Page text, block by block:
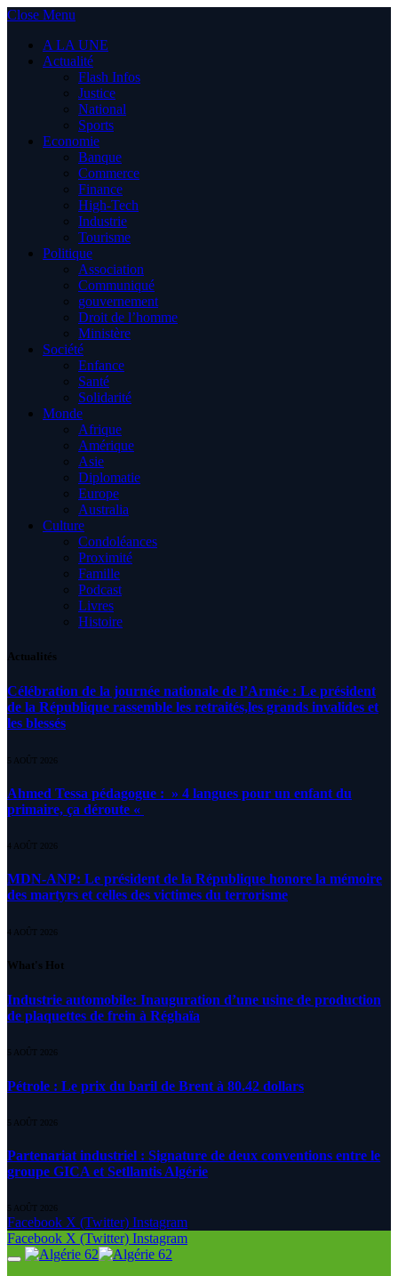
Close Menu
A LA UNE
Actualité
Flash Infos
Justice
National
Sports
Economie
Banque
Commerce
Finance
High-Tech
Industrie
Tourisme
Politique
Association
Communiqué
gouvernement
Droit de l’homme
Ministère
Société
Enfance
Santé
Solidarité
Monde
Afrique
Amérique
Asie
Diplomatie
Europe
Australia
Culture
Condoléances
Proximité
Famille
Podcast
Livres
Histoire
Actualités
Célébration de la journée nationale de l’Armée : Le président
de la République rassemble les retraités,les grands invalides et
les blessés
5 AOÛT 2026
Ahmed Tessa pédagogue : » 4 langues pour un enfant du
primaire, ça déroute «
4 AOÛT 2026
MDN-ANP: Le président de la République honore la mémoire
des martyrs et celles des victimes du terrorisme
4 AOÛT 2026
What's Hot
Industrie automobile: Inauguration d’une usine de production
de plaquettes de frein à Réghaïa
5 AOÛT 2026
Pétrole : Le prix du baril de Brent à 80.42 dollars
5 AOÛT 2026
Partenariat industriel : Signature de deux conventions entre le
groupe GICA et Setllantis Algérie
5 AOÛT 2026
Facebook X (Twitter) Instagram
Facebook X (Twitter) Instagram